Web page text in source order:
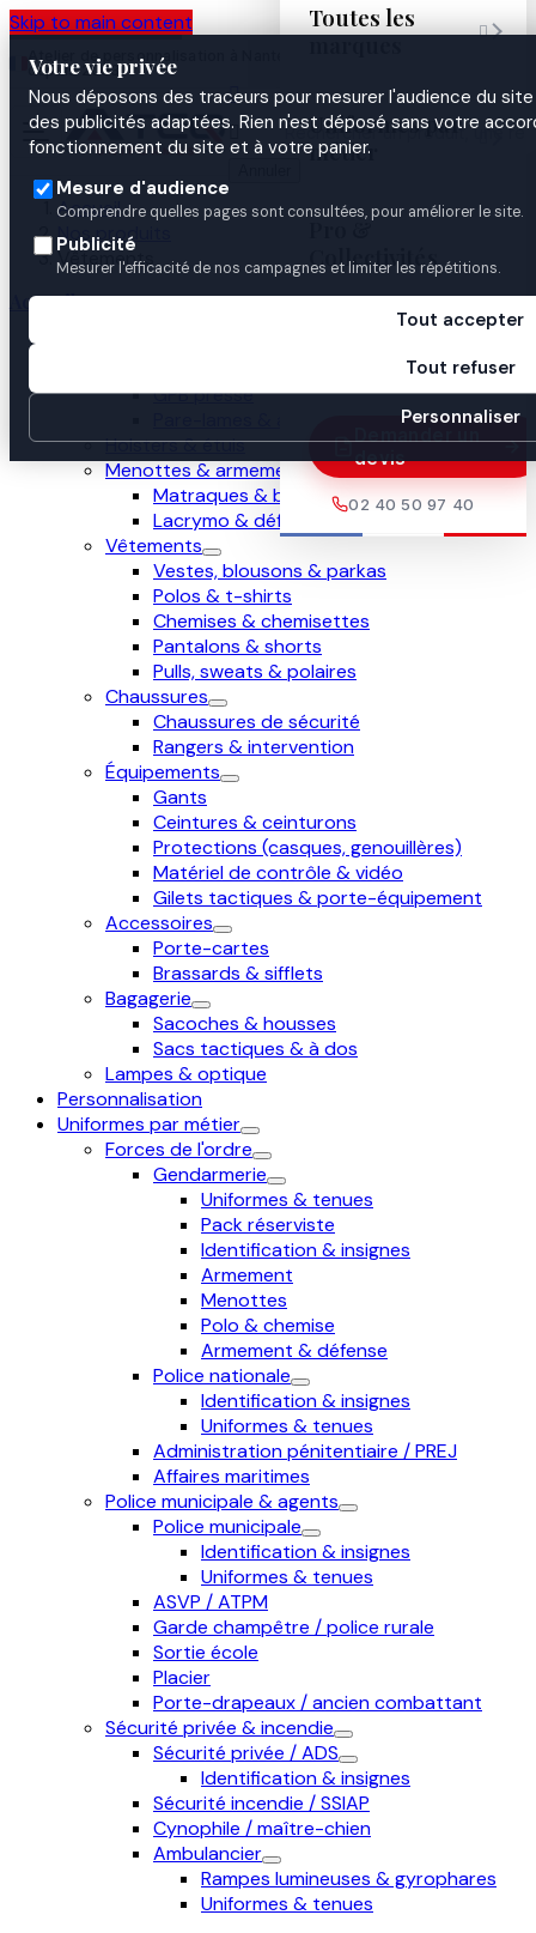
Skip to main content
Votre vie privée
Nous déposons des traceurs pour mesurer l'audience du
des publicités adaptées. Rien n'est déposé sans votre
fonctionnement du site et à votre panier.
Mesure d'audience
Comprendre quelles pages sont consultées, pour améliorer le site.
Publicité
Mesurer l'efficacité de nos campagnes et limiter les répétitions.
Tout accepter
Tout refuser
Personnaliser
Atelier de personnalisation à Nantes
depuis 2003


Toutes les
marques

Uniformes par
métier
Pro &
Collectivités
Demander un
devis
02 40 50 97 40
Accueil
Nos produits
Vêtements
Accueil
GPB presse
Holsters & étuis
Menottes & armement
Matraques & bâtons
Lacrymo & défense
Vêtements
Vestes, blousons & parkas
Polos & t-shirts
Chemises & chemisettes
Pantalons & shorts
Pulls, sweats & polaires
Chaussures
Chaussures de sécurité
Rangers & intervention
Équipements
Gants
Ceintures & ceinturons
Protections (casques, genouillères)
Matériel de contrôle & vidéo
Gilets tactiques & porte-équipement
Accessoires
Porte-cartes
Brassards & sifflets
Bagagerie
Sacoches & housses
Sacs tactiques & à dos
Lampes & optique
Personnalisation
Uniformes par métier
Forces de l'ordre
Gendarmerie
Uniformes & tenues
Pack réserviste
Identification & insignes
Armement
Menottes
Polo & chemise
Armement & défense
Police nationale
Identification & insignes
Uniformes & tenues
Administration pénitentiaire / PREJ
Affaires maritimes
Police municipale & agents
Police municipale
Identification & insignes
Uniformes & tenues
ASVP / ATPM
Garde champêtre / police rurale
Sortie école
Placier
Porte-drapeaux / ancien combattant
Sécurité privée & incendie
Sécurité privée / ADS
Identification & insignes
Sécurité incendie / SSIAP
Cynophile / maître-chien
Ambulancier
Rampes lumineuses & gyrophares
Uniformes & tenues